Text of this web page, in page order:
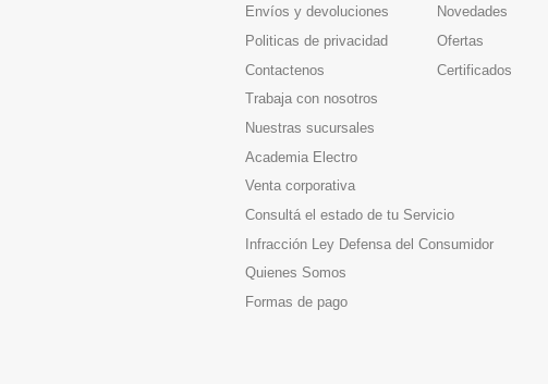
Envíos y devoluciones
Politicas de privacidad
Contactenos
Trabaja con nosotros
Nuestras sucursales
Academia Electro
Venta corporativa
Consultá el estado de tu Servicio
Infracción Ley Defensa del Consumidor
Quienes Somos
Formas de pago
Novedades
Ofertas
Certificados